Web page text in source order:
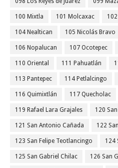
100 Mixtla 101 Molcaxac
104 Nealtican 105 Nicolás Bravo
106 Nopalucan 107 Ocotepec
110 Oriental 111 Pahuatlán
113 Pantepec 114 Petlalcingo
116 Quimixtlán 117 Quecholac
119 Rafael Lara Grajales 120
121 San Antonio Cañada 122
123 San Felipe Teotlancingo 124
125 San Gabriel Chilac 126 San